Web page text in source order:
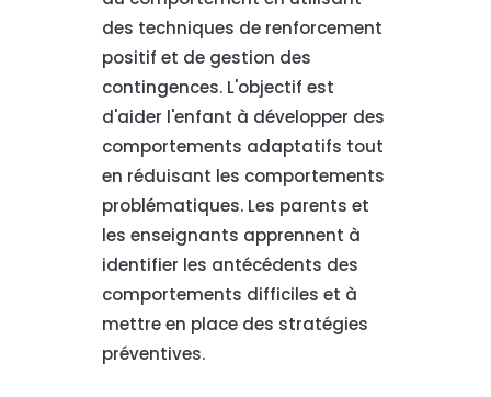
des techniques de renforcement
positif et de gestion des
contingences. L'objectif est
d'aider l'enfant à développer des
comportements adaptatifs tout
en réduisant les comportements
problématiques. Les parents et
les enseignants apprennent à
identifier les antécédents des
comportements difficiles et à
mettre en place des stratégies
préventives.